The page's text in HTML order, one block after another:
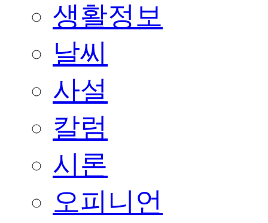
생활정보
날씨
사설
칼럼
시론
오피니언